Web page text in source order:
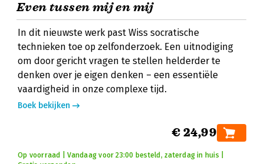
Even tussen mij en mij
In dit nieuwste werk past Wiss socratische
technieken toe op zelfonderzoek. Een uitnodiging
om door gericht vragen te stellen helderder te
denken over je eigen denken – een essentiële
vaardigheid in onze complexe tijd.
Boek bekijken
€ 24,99
Op voorraad | Vandaag voor 23:00 besteld, zaterdag in huis |